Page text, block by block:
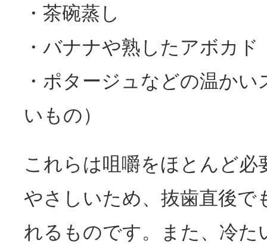
・茶碗蒸し
・バナナや熟したアボカド
・ポタージュなどの温か
いもの）
これらは咀嚼をほとんど必
やさしいため、抜歯直後で
れるものです。また、冷た